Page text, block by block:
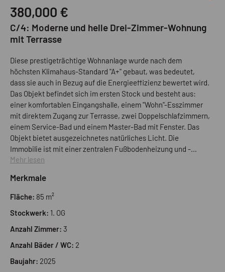
380,000 €
C/4: Moderne und helle Drei-Zimmer-Wohnung
mit Terrasse
Diese prestigeträchtige Wohnanlage wurde nach dem
höchsten Klimahaus-Standard "A+" gebaut, was bedeutet,
dass sie auch in Bezug auf die Energieeffizienz bewertet wird.
Das Objekt befindet sich im ersten Stock und besteht aus:
einer komfortablen Eingangshalle, einem "Wohn"-Esszimmer
mit direktem Zugang zur Terrasse, zwei Doppelschlafzimmern,
einem Service-Bad und einem Master-Bad mit Fenster. Das
Objekt bietet ausgezeichnetes natürliches Licht. Die
Immobilie ist mit einer zentralen Fußbodenheizung und -
kühlung ausgestattet, die mit einer komfortablen
und in allen Räumen eine besondere Wohlfühlatmosphäre
bietet. Bauende Dezember 2025.
Mehr lesen
Merkmale
Fläche: 85 m²
Stockwerk: 1. OG
Anzahl Zimmer: 3
Anzahl Bäder / WC: 2
Baujahr: 2025